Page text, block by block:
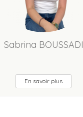
Sabrina BOUSSADI
En savoir plus